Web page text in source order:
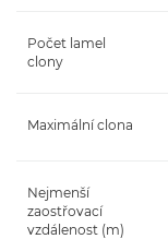
Počet lamel
clony
Maximální clona
Nejmenší
zaostřovací
vzdálenost (m)